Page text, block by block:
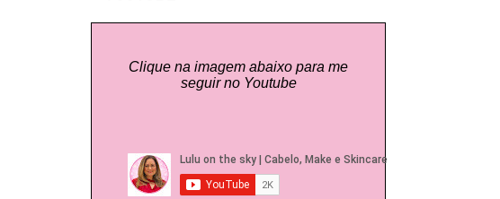
Clique na imagem abaixo para me
seguir no Youtube